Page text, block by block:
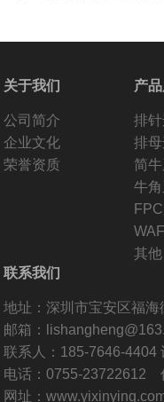
关于我们
公司简介
企业文化
荣誉资质
产
排
排
简牛
牛角
其他
联系我们
地址：深圳市宝安区福
邮箱：
联系人：185-7646-4404
电话：0755-23722612
网址：